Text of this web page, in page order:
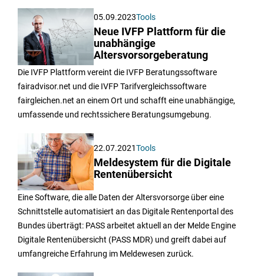
05.09.2023Tools
Neue IVFP Plattform für die
unabhängige
Altersvorsorgeberatung
Die IVFP Plattform vereint die IVFP Beratungssoftware
fairadvisor.net und die IVFP Tarifvergleichssoftware
fairgleichen.net an einem Ort und schafft eine unabhängige,
umfassende und rechtssichere Beratungsumgebung.
22.07.2021Tools
Meldesystem für die Digitale
Rentenübersicht
Eine Software, die alle Daten der Altersvorsorge über eine
Schnittstelle automatisiert an das Digitale Rentenportal des
Bundes überträgt: PASS arbeitet aktuell an der Melde Engine
Digitale Rentenübersicht (PASS MDR) und greift dabei auf
umfangreiche Erfahrung im Meldewesen zurück.